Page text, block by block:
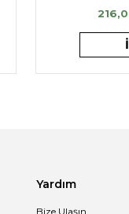
Yardım
Bize Ulaşın